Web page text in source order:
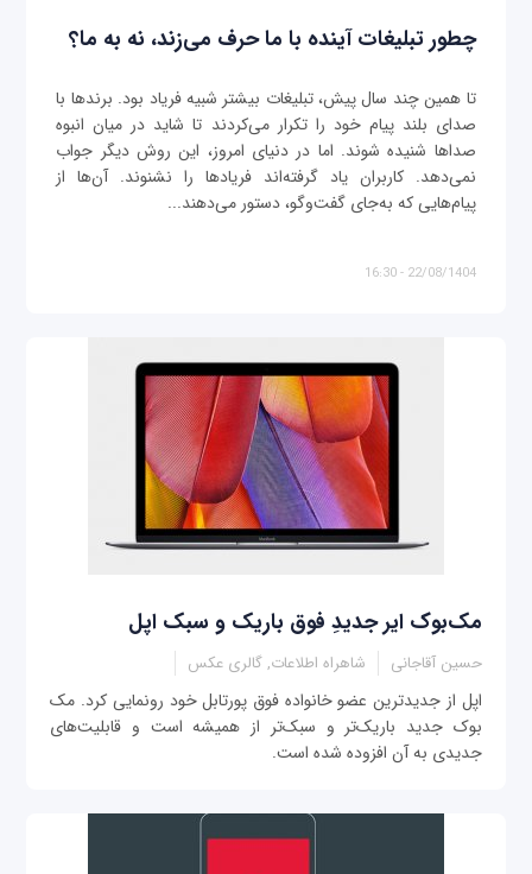
چطور تبلیغات آینده با ما حرف می‌زند، نه به ما؟
تا همین چند سال پیش، تبلیغات بیشتر شبیه فریاد بود. برندها با
صدای بلند پیام خود را تکرار می‌کردند تا شاید در میان انبوه
صداها شنیده شوند. اما در دنیای امروز، این روش دیگر جواب
نمی‌دهد. کاربران یاد گرفته‌اند فریادها را نشنوند. آن‌ها از
پیام‌هایی که به‌جای گفت‌وگو، دستور می‌دهند...
22/08/1404 - 16:30
مک‌بوک ایر جدیدِ فوق باریک و سبک اپل
حسین آقاجانی شاهراه اطلاعات, گالری عکس
اپل از جدیدترین عضو خانواده فوق پورتابل خود رونمایی کرد. مک
بوک جدید باریک‌تر و سبک‌تر از همیشه است و قابلیت‌های
جدیدی به آن افزوده شده است.